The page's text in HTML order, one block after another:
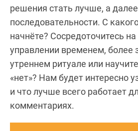
решения стать лучше, а
последовательности. С
начнёте? Сосредоточитесь
управлении временем, более
утреннем ритуале или
«нет»? Нам будет интересно
и что лучше всего работает
комментариях.